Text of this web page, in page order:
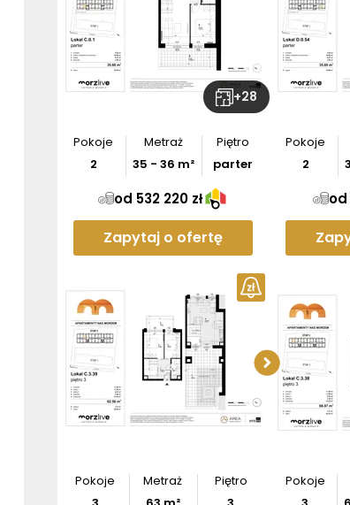
+28
Pokoje
2
Metraż
35 - 36 m²
Piętro
parter
od 532 220 zł
Zapytaj o ofertę
Pokoje
2
od
Pokoje
Metraż
Piętro
Pokoje